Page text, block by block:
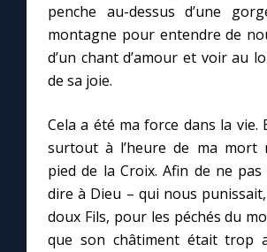
penche au-dessus d’une
montagne pour entendre de
d’un chant d’amour et voir au
de sa joie.
Cela a été ma force dans la vie.
surtout à l’heure de ma mort
pied de la Croix. Afin de ne
dire à Dieu – qui nous
doux Fils, pour les péchés du
que son châtiment était trop